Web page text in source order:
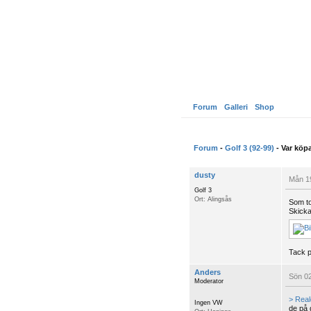
Forum Galleri Shop
Forum - Golf 3 (92-99) - Var
dusty
Golf 3
Ort: Alingsås
Mån
Som
Tack
Anders
Moderator
Ingen VW
Sön
>
de på